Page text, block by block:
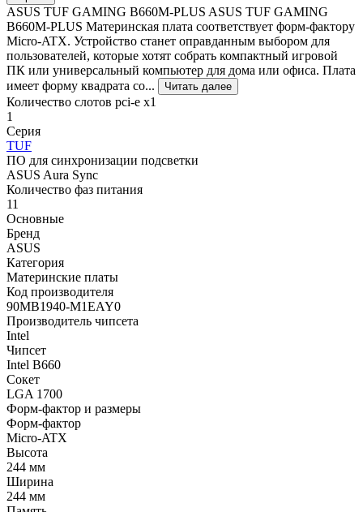
ASUS TUF GAMING B660M-PLUS ASUS TUF GAMING
B660M-PLUS Материнская плата соответствует форм-фактору
Micro-ATX. Устройство станет оправданным выбором для
пользователей, которые хотят собрать компактный игровой
ПК или универсальный компьютер для дома или офиса. Плата
имеет форму квадрата со...
Читать далее
Количество слотов pci-e x1
1
Серия
TUF
ПО для синхронизации подсветки
ASUS Aura Sync
Количество фаз питания
11
Основные
Бренд
ASUS
Категория
Материнские платы
Код производителя
90MB1940-M1EAY0
Производитель чипсета
Intel
Чипсет
Intel B660
Сокет
LGA 1700
Форм-фактор и размеры
Форм-фактор
Micro-ATX
Высота
244 мм
Ширина
244 мм